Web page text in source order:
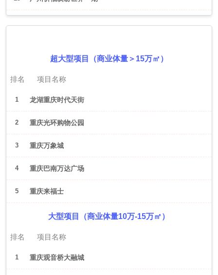
超大型项目（商业体量＞15万㎡）
排名 项目名称
1 龙湖重庆时代天街
2 重庆光环购物公园
3 重庆万象城
4 重庆巴南万达广场
5 重庆来福士
大型项目（商业体量10万-15万㎡）
排名 项目名称
1 重庆观音桥大融城